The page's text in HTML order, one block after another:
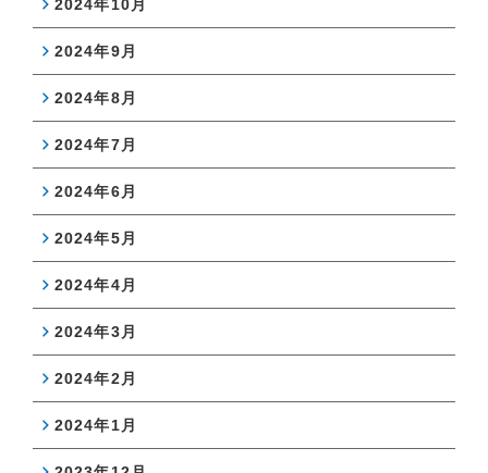
2024年10月
2024年9月
2024年8月
2024年7月
2024年6月
2024年5月
2024年4月
2024年3月
2024年2月
2024年1月